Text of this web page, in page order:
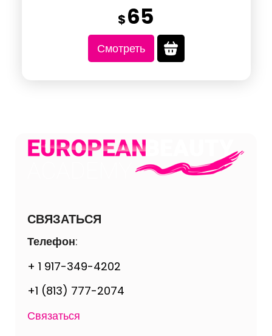
$65
Смотреть
СВЯЗАТЬСЯ
Телефон:
+ 1 917-349-4202
+1 (813) 777-2074
Связаться